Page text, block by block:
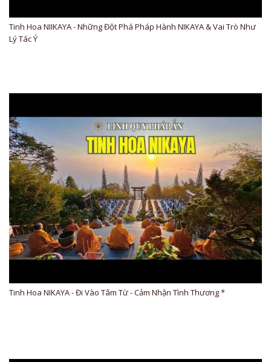
Tinh Hoa NIIKAYA - Những Đột Phá Pháp Hành NIKAYA & Vai Trò Như
Lý Tác Ý
Tinh Hoa NIKAYA - Đi Vào Tâm Từ - Cảm Nhận Tình Thương *